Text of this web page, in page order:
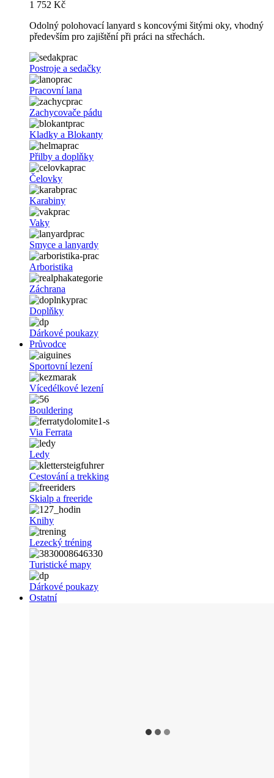
1 752 Kč
Odolný polohovací lanyard s koncovými šitými oky, vhodný
především pro zajištění při práci na střechách.
Postroje a sedačky
Pracovní lana
Zachycovače pádu
Kladky a Blokanty
Přilby a doplňky
Čelovky
Karabiny
Vaky
Smyce a lanyardy
Arboristika
Záchrana
Doplňky
Dárkové poukazy
Průvodce
Sportovní lezení
Vícedélkové lezení
Bouldering
Via Ferrata
Ledy
Cestování a trekking
Skialp a freeride
Knihy
Lezecký tréning
Turistické mapy
Dárkové poukazy
Ostatní